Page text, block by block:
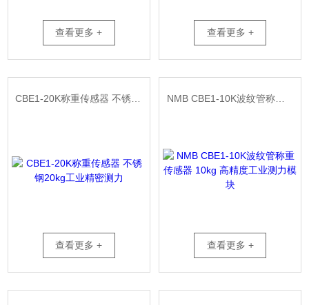
查看更多 + 查看更多 +
CBE1-20K称重传感器 不锈钢20kg工业精密测力
查看更多 +
NMB CBE1-10K波纹管称重传感器 10kg 高精度工业测力模块
查看更多 +